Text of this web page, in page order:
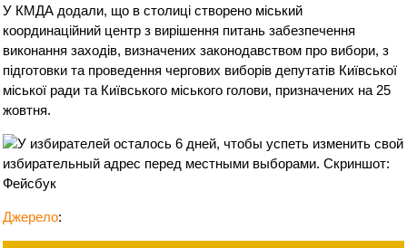
У КМДА додали, що в столиці створено міський
координаційний центр з вирішення питань забезпечення
виконання заходів, визначених законодавством про вибори, з
підготовки та проведення чергових виборів депутатів Київської
міської ради та Київського міського голови, призначених на 25
жовтня.
Джерело: